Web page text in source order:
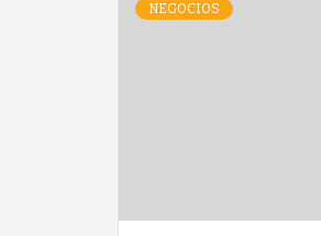
NEGOCIOS